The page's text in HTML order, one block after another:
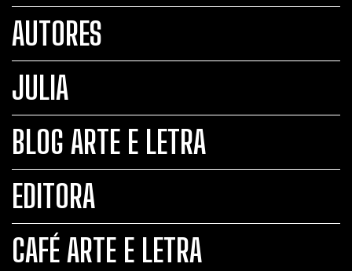
AUTORES
JULIA
BLOG ARTE E LETRA
EDITORA
CAFÉ ARTE E LETRA